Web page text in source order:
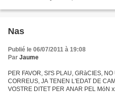
ETAIT FORT BIEN PAYE POUR CE...
Nas
Publié le 06/07/2011 à 19:08
Par Jaume
PER FAVOR, SI'S PLAU, GRàCIES,
CORREUS, JA TENEN L'EDAT DE
VOSTRE DITET PER ANAR PEL MóN